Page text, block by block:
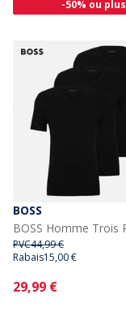
-50% ou plus
BOSS
PVC44,99 €
Rabais15,00 €
Current
29,99 €